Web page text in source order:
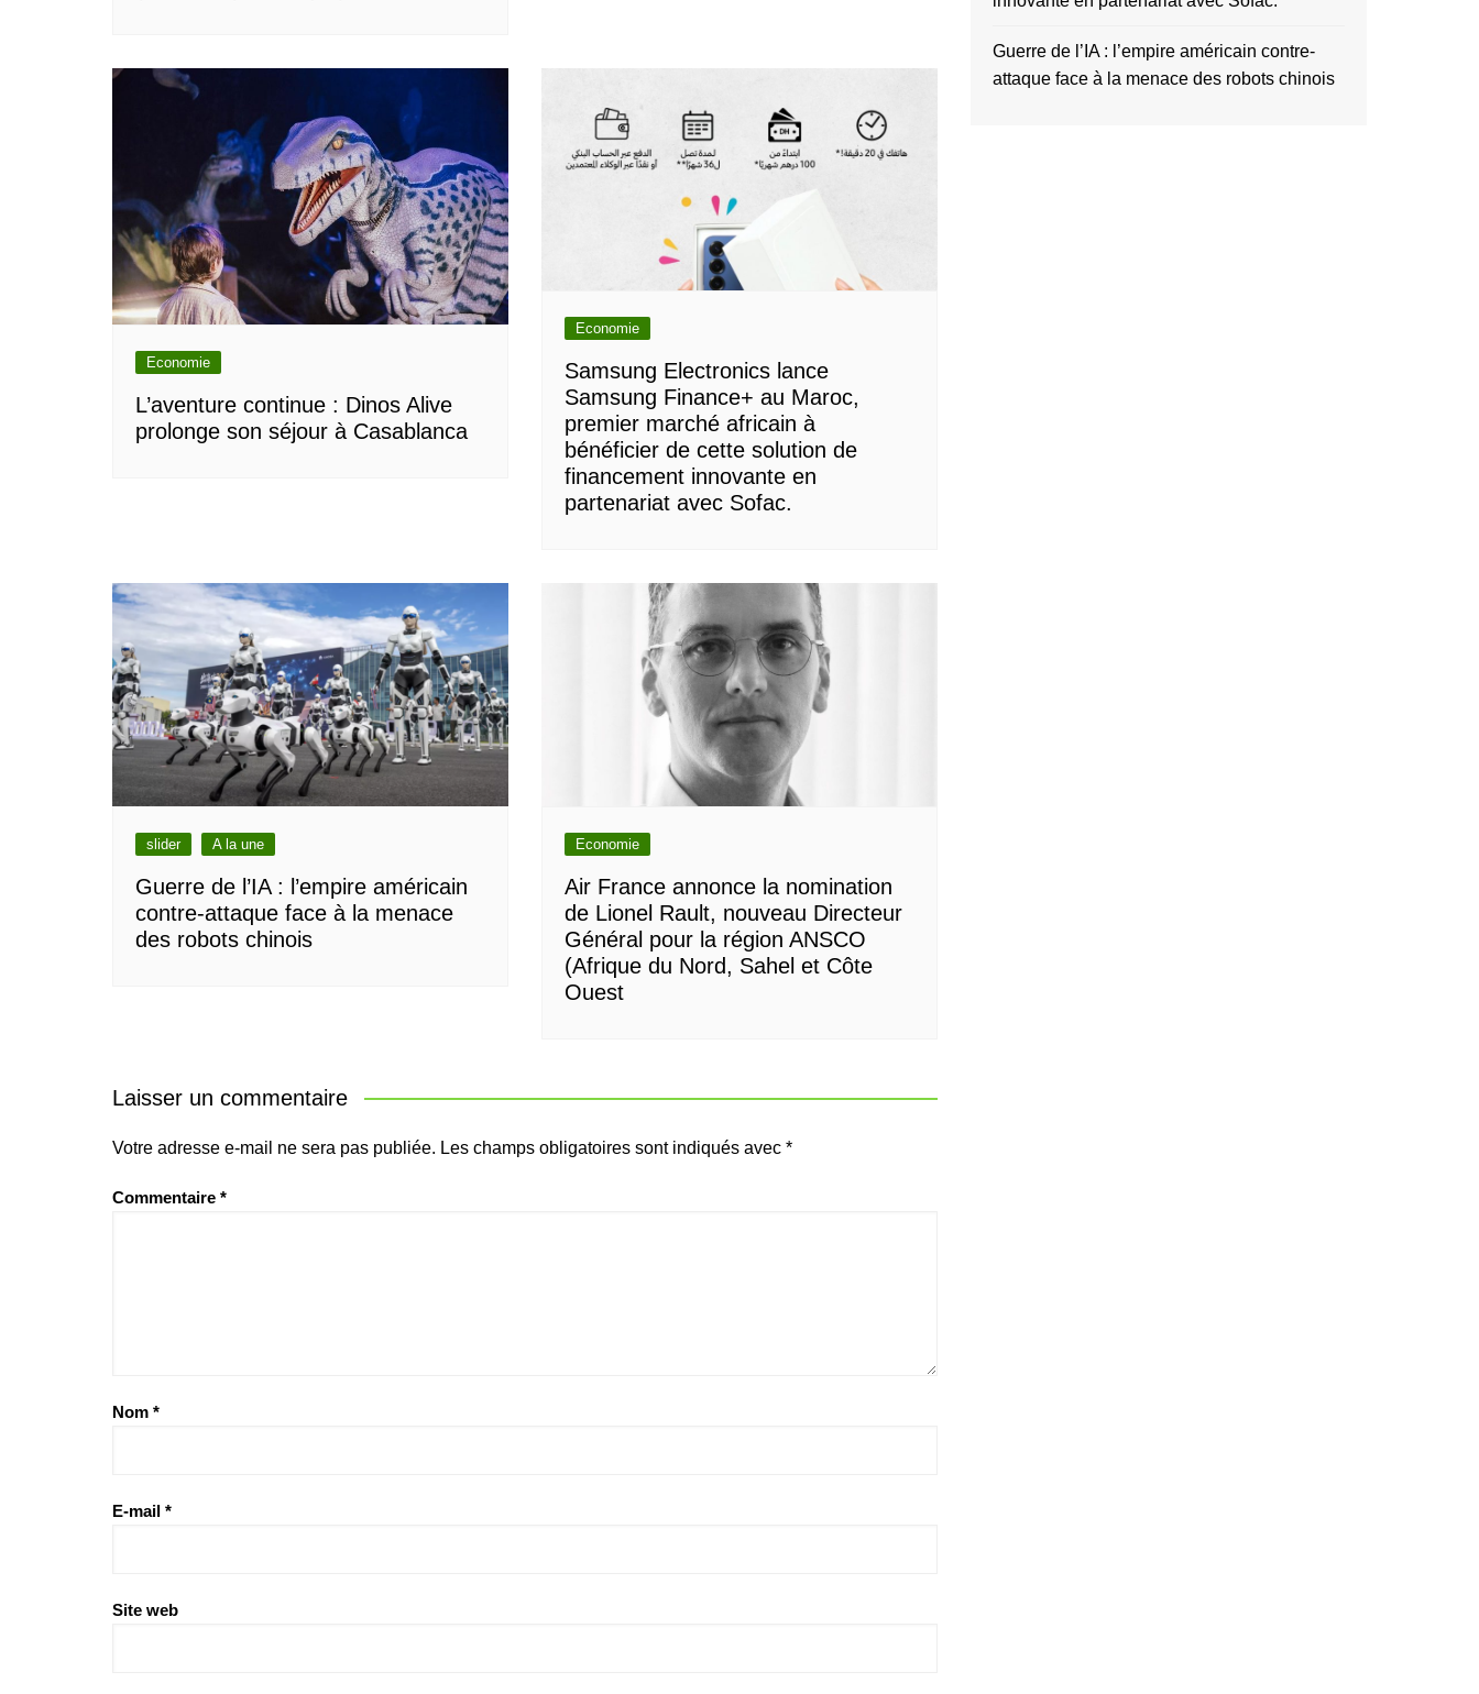
Economie
L’aventure continue : Dinos Alive
prolonge son séjour à Casablanca
Economie
Samsung Electronics lance
Samsung Finance+ au Maroc,
premier marché africain à
bénéficier de cette solution de
financement innovante en
partenariat avec Sofac.
slider A la une
Guerre de l’IA : l’empire américain
contre-attaque face à la menace
des robots chinois
Economie
Air France annonce la nomination
de Lionel Rault, nouveau Directeur
Général pour la région ANSCO
(Afrique du Nord, Sahel et Côte
Ouest
Laisser un commentaire
Votre adresse e-mail ne sera pas publiée. Les champs obligatoires sont indiqués avec *
Commentaire *
Nom *
E-mail *
Site web
Guerre de l’IA : l’empire américain contre-
attaque face à la menace des robots chinois